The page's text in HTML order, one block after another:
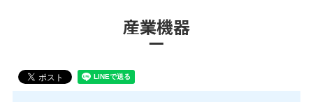
産業機器